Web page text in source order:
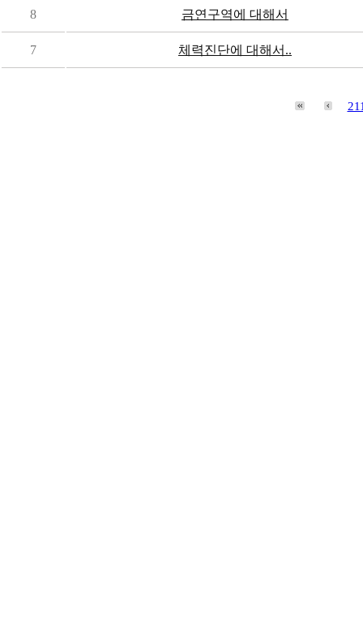
8 금연구역에 대해서
7 체력진단에 대해서..